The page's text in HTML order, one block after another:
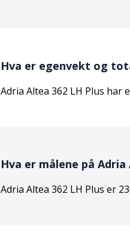
Hva er egenvekt og
Adria Altea 362 LH Plus har
Hva er målene på Adria
Adria Altea 362 LH Plus er